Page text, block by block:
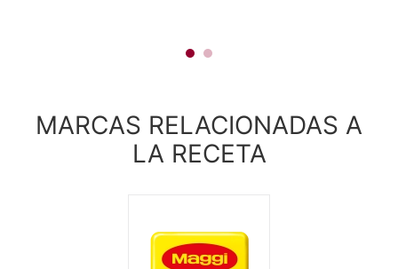
MARCAS RELACIONADAS A
LA RECETA